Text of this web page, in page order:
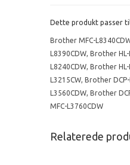
Dette produkt passer
Brother MFC-
L8390CDW, Brother
L8240CDW, Brother HL-
L3215CW, Brother
L3560CDW, Brother
MFC-L3760CDW
Relaterede